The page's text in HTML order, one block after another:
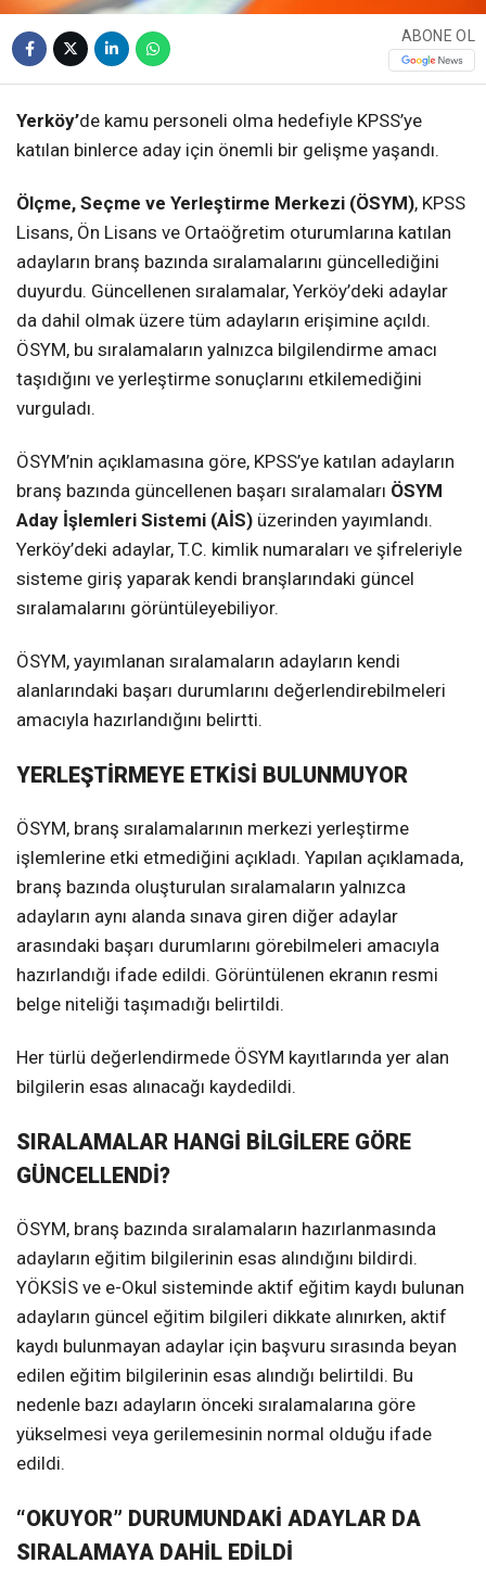
ABONE OL
Yerköy’de kamu personeli olma hedefiyle KPSS’ye
katılan binlerce aday için önemli bir gelişme yaşandı.
Ölçme, Seçme ve Yerleştirme Merkezi (ÖSYM), KPSS
Lisans, Ön Lisans ve Ortaöğretim oturumlarına katılan
adayların branş bazında sıralamalarını güncellediğini
duyurdu. Güncellenen sıralamalar, Yerköy’deki adaylar
da dahil olmak üzere tüm adayların erişimine açıldı.
ÖSYM, bu sıralamaların yalnızca bilgilendirme amacı
taşıdığını ve yerleştirme sonuçlarını etkilemediğini
vurguladı.
ÖSYM’nin açıklamasına göre, KPSS’ye katılan adayların
branş bazında güncellenen başarı sıralamaları ÖSYM
Aday İşlemleri Sistemi (AİS) üzerinden yayımlandı.
Yerköy’deki adaylar, T.C. kimlik numaraları ve şifreleriyle
sisteme giriş yaparak kendi branşlarındaki güncel
sıralamalarını görüntüleyebiliyor.
ÖSYM, yayımlanan sıralamaların adayların kendi
alanlarındaki başarı durumlarını değerlendirebilmeleri
amacıyla hazırlandığını belirtti.
YERLEŞTİRMEYE ETKİSİ BULUNMUYOR
ÖSYM, branş sıralamalarının merkezi yerleştirme
işlemlerine etki etmediğini açıkladı. Yapılan açıklamada,
branş bazında oluşturulan sıralamaların yalnızca
adayların aynı alanda sınava giren diğer adaylar
arasındaki başarı durumlarını görebilmeleri amacıyla
hazırlandığı ifade edildi. Görüntülenen ekranın resmi
belge niteliği taşımadığı belirtildi.
Her türlü değerlendirmede ÖSYM kayıtlarında yer alan
bilgilerin esas alınacağı kaydedildi.
SIRALAMALAR HANGİ BİLGİLERE GÖRE
GÜNCELLENDİ?
ÖSYM, branş bazında sıralamaların hazırlanmasında
adayların eğitim bilgilerinin esas alındığını bildirdi.
YÖKSİS ve e-Okul sisteminde aktif eğitim kaydı bulunan
adayların güncel eğitim bilgileri dikkate alınırken, aktif
kaydı bulunmayan adaylar için başvuru sırasında beyan
edilen eğitim bilgilerinin esas alındığı belirtildi. Bu
nedenle bazı adayların önceki sıralamalarına göre
yükselmesi veya gerilemesinin normal olduğu ifade
edildi.
“OKUYOR” DURUMUNDAKİ ADAYLAR DA
SIRALAMAYA DAHİL EDİLDİ